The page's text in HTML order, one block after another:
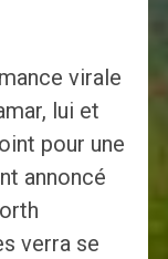
virale
lui et
pour une
annoncé
verra se